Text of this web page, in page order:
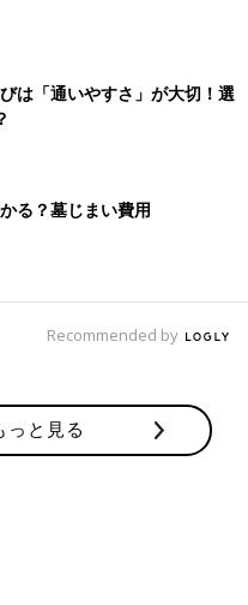
は「通いやすさ」が大切！選
る？墓じまい費用
Recommended by
っと見る